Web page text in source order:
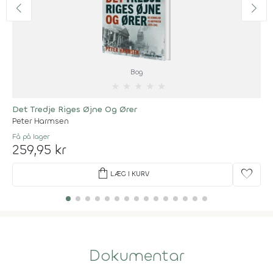
Bog
Det Tredje Riges Øjne Og Ører
Peter Harmsen
Få på lager
259,95 kr
shopping_bag LÆG I KURV favorite
Dokumentar